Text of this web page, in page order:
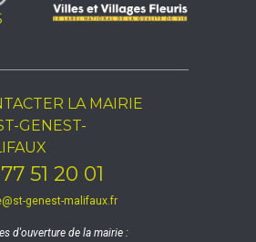
LA MAIRIE
GENEST-
51 20 01
genest-malifaux.fr
d'ouverture de la mairie :